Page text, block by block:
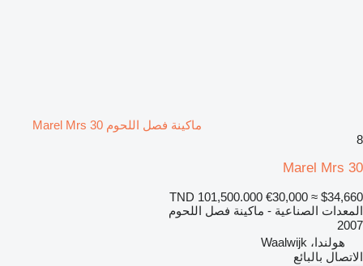
ماكينة فصل اللحوم Marel Mrs 30
8
Marel Mrs 30
TND 101,500.000 €30,000 ≈ $34,660
المعدات الصناعية - ماكينة فصل اللحوم
2007
هولندا، Waalwijk
الاتصال بالبائع